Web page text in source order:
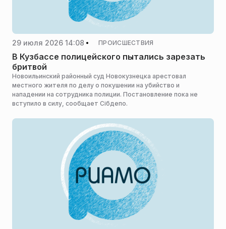
29 июля 2026 14:08 ПРОИСШЕСТВИЯ
В Кузбассе полицейского пытались зарезать
бритвой
Новоильинский районный суд Новокузнецка арестовал
местного жителя по делу о покушении на убийство и
нападении на сотрудника полиции. Постановление пока не
вступило в силу, сообщает Сiбдепо.